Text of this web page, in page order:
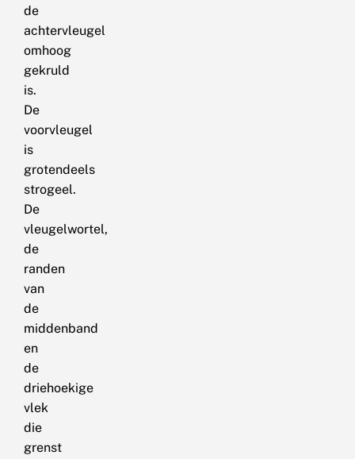
de
achtervleugel
omhoog
gekruld
is.
De
voorvleugel
is
grotendeels
strogeel.
De
vleugelwortel,
de
randen
van
de
middenband
en
de
driehoekige
vlek
die
grenst